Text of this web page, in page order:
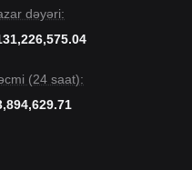
dəyəri:
(24 saat):